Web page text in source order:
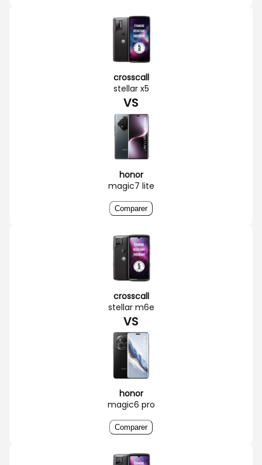
crosscall
stellar x5
VS
honor
magic7 lite
Comparer
crosscall
stellar m6e
VS
honor
magic6 pro
Comparer